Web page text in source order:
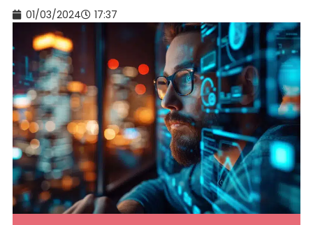
01/03/2024 17:37